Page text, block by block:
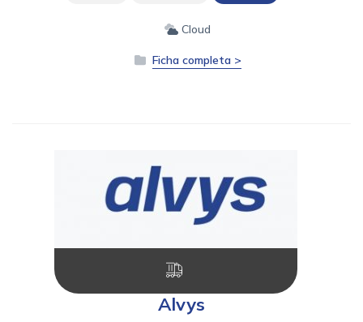
Cloud
Ficha completa >
Alvys